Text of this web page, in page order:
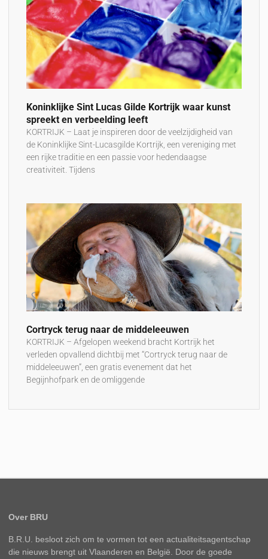
Koninklijke Sint Lucas Gilde Kortrijk waar kunst
spreekt en verbeelding leeft
KORTRIJK – Laat je inspireren door de veelzijdigheid van
de Koninklijke Sint-Lucasgilde Kortrijk, een vereniging met
een rijke traditie en een passie voor hedendaagse
creativiteit. Tijdens
Cortryck terug naar de middeleeuwen
KORTRIJK – Afgelopen weekend bracht Kortrijk het
verleden opvallend dichtbij met “Cortryck terug naar de
middeleeuwen”, een gratis evenement dat het
Begijnhofpark en de omliggende
Over BRU
B.R.U. besloot zich om te vormen tot een actualiteitsagentschap
die nieuws brengt uit Vlaanderen en België. Door de goede